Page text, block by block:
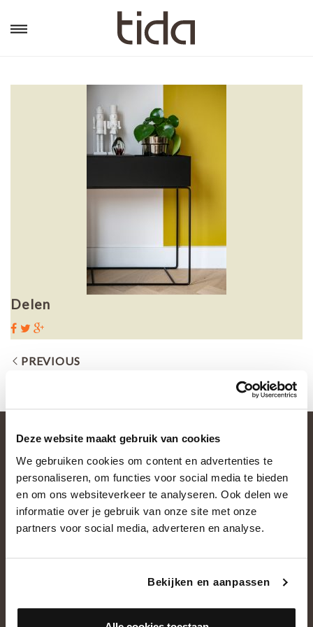
Deze website maakt gebruik van cookies
We gebruiken cookies om content en advertenties te
personaliseren, om functies voor social media te bieden
en om ons websiteverkeer te analyseren. Ook delen we
informatie over je gebruik van onze site met onze
partners voor social media, adverteren en analyse.
Bekijken en aanpassen
Delen
PREVIOUS